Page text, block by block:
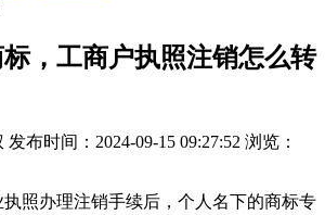
，工商户执照注销怎么转
发布时间：2024-09-15 09:27:52 浏览：
照办理注销手续后，个人名下的商标专